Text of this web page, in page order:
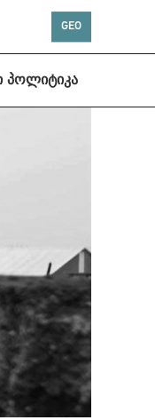
GEO
პოლიტიკა